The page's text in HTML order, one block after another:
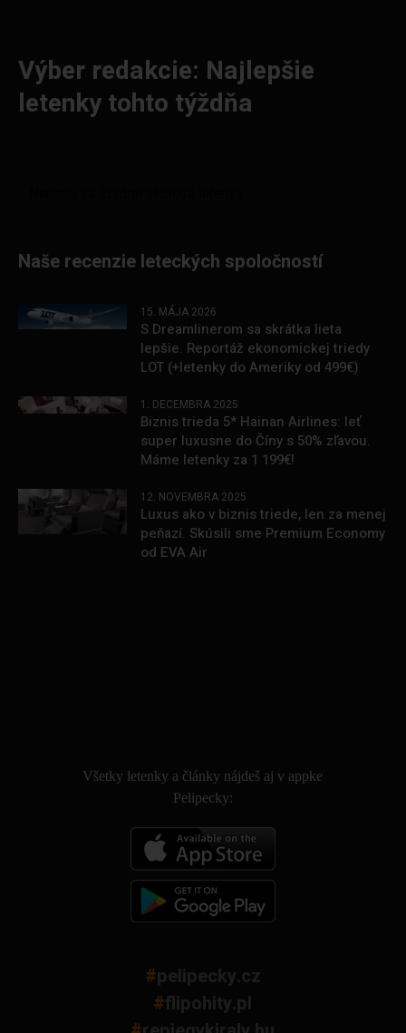
Výber redakcie: Najlepšie
letenky tohto týždňa
Naše recenzie leteckých spoločností
15. MÁJA 2026
S Dreamlinerom sa skrátka lieta
lepšie. Reportáž ekonomickej triedy
LOT (+letenky do Ameriky od 499€)
1. DECEMBRA 2025
Biznis trieda 5* Hainan Airlines: leť
super luxusne do Číny s 50% zľavou.
Máme letenky za 1 199€!
12. NOVEMBRA 2025
Luxus ako v biznis triede, len za menej
peňazí. Skúsili sme Premium Economy
od EVA Air
Všetky letenky a články nájdeš aj v appke
Pelipecky:
#pelipecky.cz
#flipohity.pl